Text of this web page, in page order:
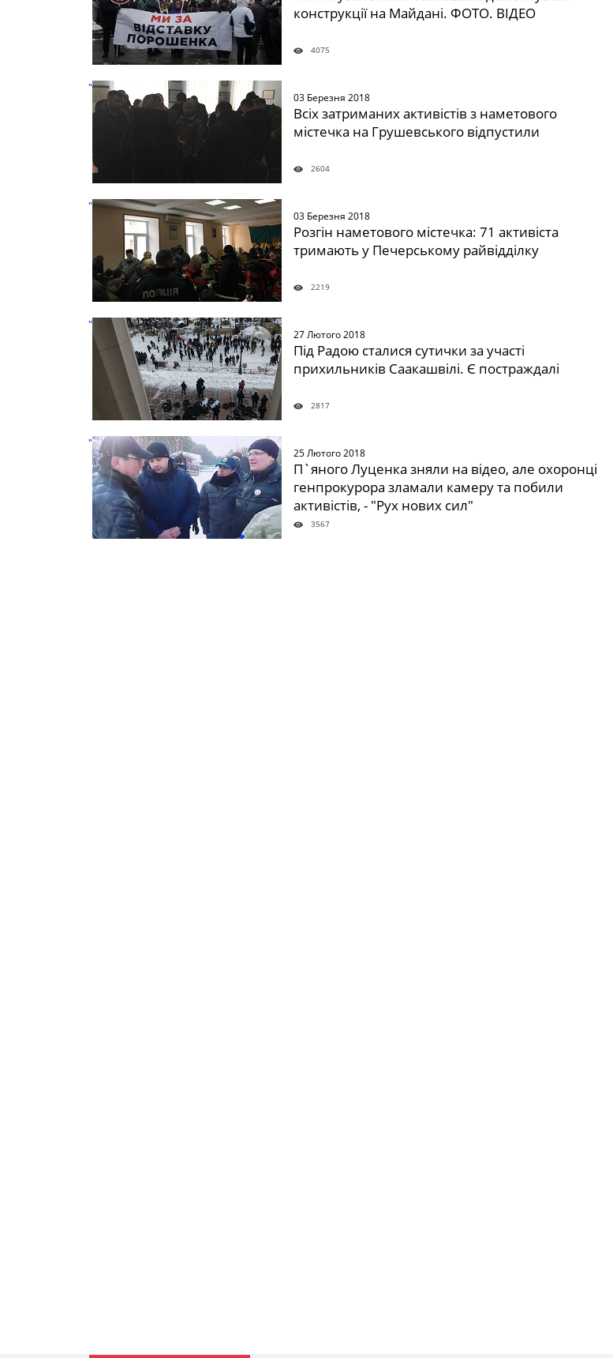
конструкції на Майдані. ФОТО. ВІДЕО
4075
" />
03 Березня 2018
Всіх затриманих активістів з наметового
містечка на Грушевського відпустили
2604
" />
03 Березня 2018
Розгін наметового містечка: 71 активіста
тримають у Печерському райвідділку
2219
" />
27 Лютого 2018
Під Радою сталися сутички за участі
прихильників Саакашвілі. Є постраждалі
2817
" />
25 Лютого 2018
П`яного Луценка зняли на відео, але охоронці
генпрокурора зламали камеру та побили
активістів, - "Рух нових сил"
3567